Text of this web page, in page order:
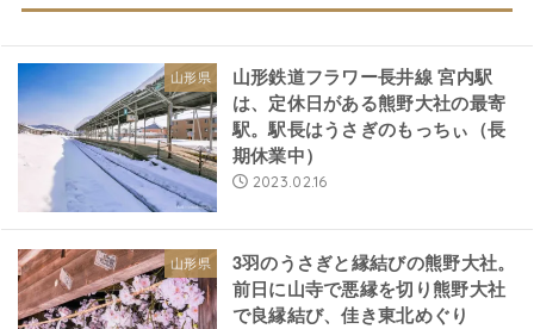
山形県
山形鉄道フラワー長井線 宮内駅
は、定休日がある熊野大社の最寄
駅。駅長はうさぎのもっちぃ（長
期休業中）
2023.02.16
山形県
3羽のうさぎと縁結びの熊野大社。
前日に山寺で悪縁を切り熊野大社
で良縁結び、佳き東北めぐり